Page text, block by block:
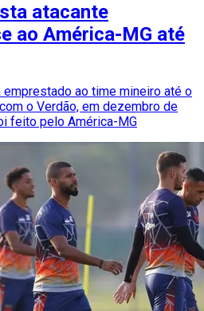
atacante
ao América-MG até
ao time mineiro até o
o Verdão, em dezembro de
feito pelo América-MG